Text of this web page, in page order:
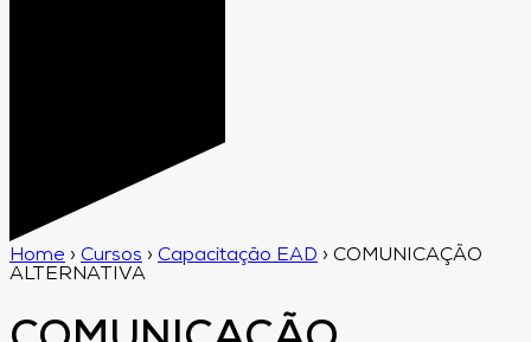
Home › Cursos › Capacitação EAD › COMUNICAÇÃO
ALTERNATIVA